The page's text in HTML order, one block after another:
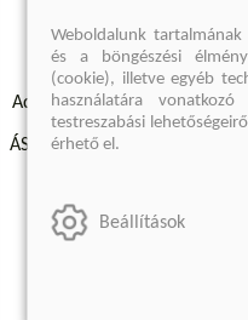
Adatvédelmi szabályzatok
ÁSZF - Vásárlási feltételek
Szállítási információk
Weboldalunk
és a böngészési
(cookie), illetve egyéb
használatára
testreszabási
érhető el.
Beállítások